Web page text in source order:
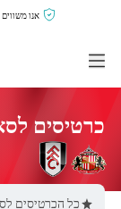
אנו
כרטיסים